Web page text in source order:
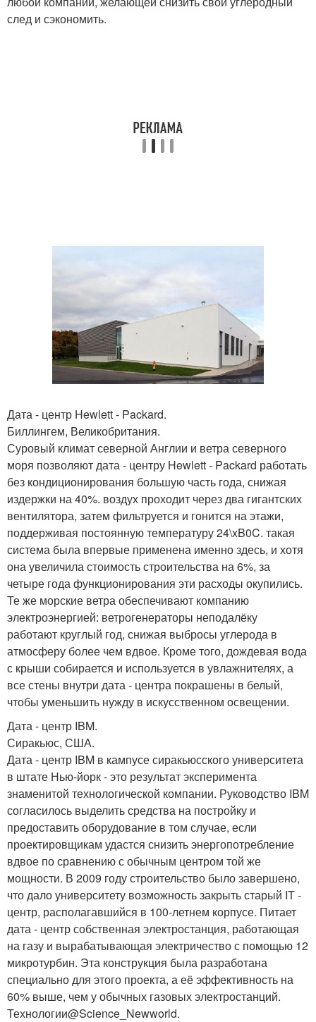
след и сэкономить.
Дата - центр Hewlett - Packard.
Биллингем, Великобритания.
Суровый климат северной Англии и ветра северного
моря позволяют дата - центру Hewlett - Packard работать
без кондиционирования большую часть года, снижая
издержки на 40%. воздух проходит через два гигантских
вентилятора, затем фильтруется и гонится на этажи,
поддерживая постоянную температуру 24\xB0C. такая
система была впервые применена именно здесь, и хотя
она увеличила стоимость строительства на 6%, за
четыре года функционирования эти расходы окупились.
Те же морские ветра обеспечивают компанию
электроэнергией: ветрогенераторы неподалёку
работают круглый год, снижая выбросы углерода в
атмосферу более чем вдвое. Кроме того, дождевая вода
с крыши собирается и используется в увлажнителях, а
все стены внутри дата - центра покрашены в белый,
чтобы уменьшить нужду в искусственном освещении.
Дата - центр IBM.
Сиракьюс, США.
Дата - центр IBM в кампусе сиракьюсского университета
в штате Нью-йорк - это результат эксперимента
знаменитой технологической компании. Руководство IBM
согласилось выделить средства на постройку и
предоставить оборудование в том случае, если
проектировщикам удастся снизить энергопотребление
вдвое по сравнению с обычным центром той же
мощности. В 2009 году строительство было завершено,
что дало университету возможность закрыть старый IT -
центр, располагавшийся в 100-летнем корпусе. Питает
дата - центр собственная электростанция, работающая
на газу и вырабатывающая электричество с помощью 12
микротурбин. Эта конструкция была разработана
специально для этого проекта, а её эффективность на
60% выше, чем у обычных газовых электростанций.
Технологии@Science_Newworld.